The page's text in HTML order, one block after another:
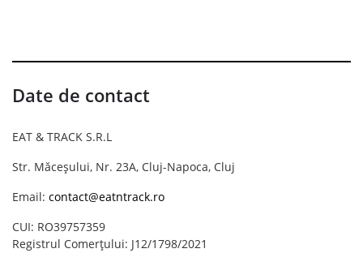
Date de contact
EAT & TRACK S.R.L
Str. Măceșului, Nr. 23A, Cluj-Napoca, Cluj
Email: contact@eatntrack.ro
CUI: RO39757359
Registrul Comerțului: J12/1798/2021